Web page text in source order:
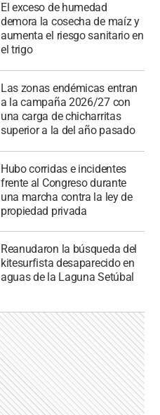
El exceso de humedad
demora la cosecha de maíz y
aumenta el riesgo sanitario en
el trigo
Las zonas endémicas entran
a la campaña 2026/27 con
una carga de chicharritas
superior a la del año pasado
Hubo corridas e incidentes
frente al Congreso durante
una marcha contra la ley de
propiedad privada
Reanudaron la búsqueda del
kitesurfista desaparecido en
aguas de la Laguna Setúbal